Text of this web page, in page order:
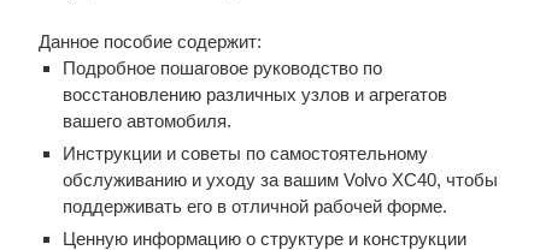
Данное пособие содержит:
Подробное пошаговое руководство по
восстановлению различных узлов и агрегатов
вашего автомобиля.
Инструкции и советы по самостоятельному
обслуживанию и уходу за вашим Volvo XC40, чтобы
поддерживать его в отличной рабочей форме.
Ценную информацию о структуре и конструкции